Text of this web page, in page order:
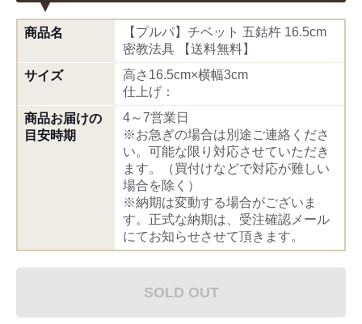
商品名
【プルパ】チベット 五鈷杵 16.5cm
密教法具 【送料無料】
サイズ
高さ16.5cm×横幅3cm
仕上げ：
商品お届けの
目安時期
4～7営業日
※お急ぎの場合は別途ご連絡くださ
い。可能な限り対応させていただき
ます。（買付けなどで対応が難しい
場合を除く）
※納期は変動する場合がございま
す。正式な納期は、受注確認メール
にてお知らせさせて頂きます。
SOLD OUT